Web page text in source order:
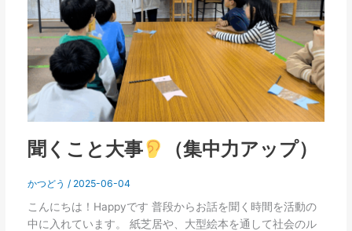
聞くこと大事 （集中力アップ）
かつどう / 2025-06-04
こんにちは！Happyです 普段からお話を聞く時間を活動の
中に入れています。 紙芝居や、大型絵本を通して社会のル
（集
力
ッ
プ）